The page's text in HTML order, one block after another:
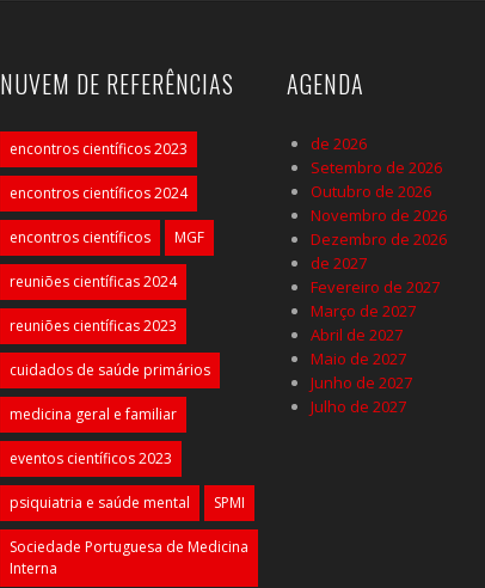
NUVEM DE REFERÊNCIAS
encontros científicos 2023
encontros científicos 2024
encontros científicos MGF
reuniões científicas 2024
reuniões científicas 2023
cuidados de saúde primários
medicina geral e familiar
eventos científicos 2023
psiquiatria e saúde mental SPMI
Sociedade Portuguesa de Medicina
Interna
AGENDA
de 2026
Setembro de 2026
Outubro de 2026
Novembro de 2026
Dezembro de 2026
de 2027
Fevereiro de 2027
Março de 2027
Abril de 2027
Maio de 2027
Junho de 2027
Julho de 2027